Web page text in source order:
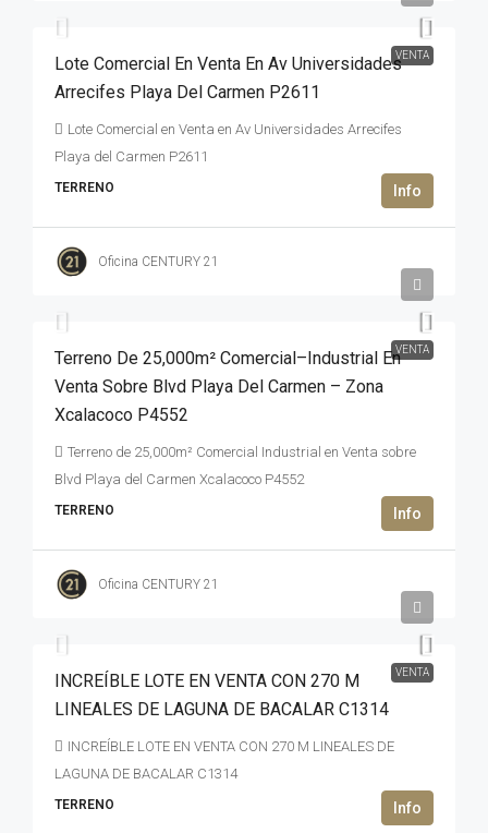
VENTA
Lote Comercial En Venta En Av Universidades
Arrecifes Playa Del Carmen P2611
Lote Comercial en Venta en Av Universidades Arrecifes
Playa del Carmen P2611
TERRENO
Oficina CENTURY 21
VENTA
8,250,000USD$
Terreno De 25,000m² Comercial–Industrial En
Venta Sobre Blvd Playa Del Carmen – Zona
Xcalacoco P4552
Terreno de 25,000m² Comercial Industrial en Venta sobre
Blvd Playa del Carmen Xcalacoco P4552
TERRENO
Oficina CENTURY 21
VENTA
6,160,001USD$
INCREÍBLE LOTE EN VENTA CON 270 M
LINEALES DE LAGUNA DE BACALAR C1314
INCREÍBLE LOTE EN VENTA CON 270 M LINEALES DE
LAGUNA DE BACALAR C1314
TERRENO